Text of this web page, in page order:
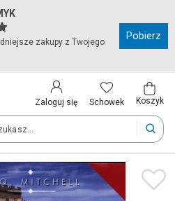
zakupy z Twojego
Pobierz
Zaloguj się Schowek Koszyk
i język
na teren wybranego kraju.